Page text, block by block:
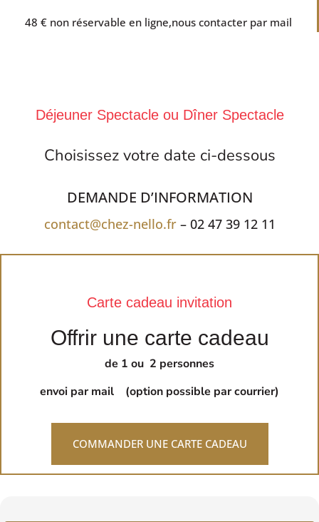
48 € non réservable en ligne,nous contacter par mail
Déjeuner Spectacle ou Dîner Spectacle
Choisissez votre date ci-dessous
DEMANDE D’INFORMATION
contact@chez-nello.fr– 02 47 39 12 11
Carte cadeau invitation
Offrir une carte cadeau
de 1 ou 2 personnes
envoi par mail (option possible par courrier)
COMMANDER UNE CARTE CADEAU